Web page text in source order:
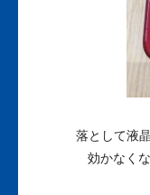
落として液
効かなく